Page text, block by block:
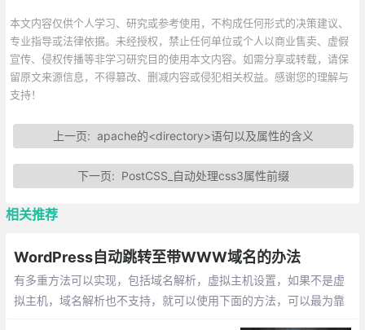
本文内容仅供个人学习、研究或参考使用，不构成任何形式的决策建议、
专业指导或法律依据。未经授权，禁止任何单位或个人以商业售卖、虚假
宣传、侵权传播等非学习研究目的使用本文内容。如需分享或转载，请保
留原文来源信息，不得篡改、删减内容或侵犯相关权益。感谢您的理解与
支持！
上一页: apache的<directory>语句以及属性的含义
下一页: PostCSS_自动处理css3属性前缀
相关推荐
WordPress自动跳转至带WWW域名的办法
有多重方法可以实现，包括域名解析，虚拟主机设置，如果不是虚
拟主机，域名解析也不支持，就可以使用下面的方法，可以最为靠